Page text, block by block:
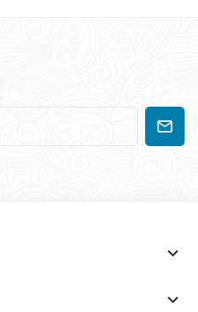

